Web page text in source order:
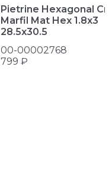
Pietrine Hexagonal
Marfil Mat Hex 1.8х3
28.5x30.5
00-00002768
799 ₽